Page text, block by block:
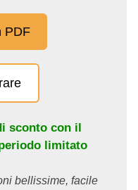
PDF
sconto con il
limitato
bellissime, facile